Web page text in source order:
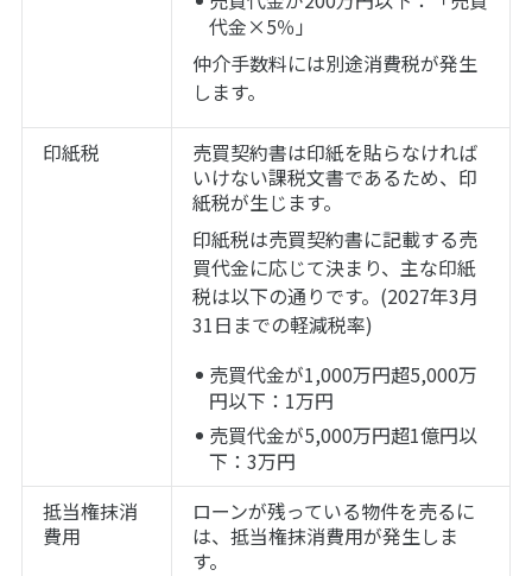
代金×5％」
仲介手数料には別途消費税が発生
します。
印紙税
売買契約書は印紙を貼らなければ
いけない課税文書であるため、印
紙税が生じます。
印紙税は売買契約書に記載する売
買代金に応じて決まり、主な印紙
税は以下の通りです。(2027年3月
31日までの軽減税率)
売買代金が1,000万円超5,000万
円以下：1万円
売買代金が5,000万円超1億円以
下：3万円
抵当権抹消
費用
ローンが残っている物件を売るに
は、抵当権抹消費用が発生しま
す。